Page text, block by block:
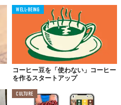
WELL-BEING
コーヒー豆を「使わない」コーヒー
を作るスタートアップ
CULTURE